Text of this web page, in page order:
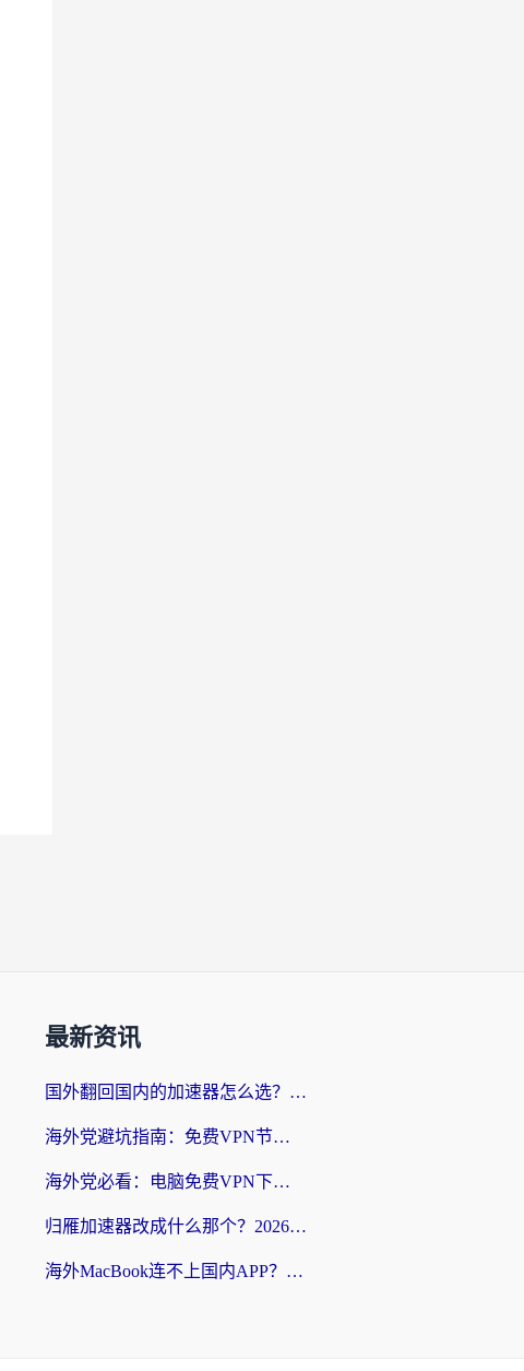
最新资讯
国外翻回国内的加速器怎么选？海外党亲测实用指南，告别地域限制
海外党避坑指南：免费VPN节点真的靠谱吗？教你选对回国加速器无缝访问国内资源
海外党必看：电脑免费VPN下载指南+回国加速器选择全攻略，告别地区限制
归雁加速器改成什么那个？2026海外党回国加速全攻略：告别地区限制，轻松刷剧玩游戏
海外MacBook连不上国内APP？选对回国VPN，告别地区限制的烦恼